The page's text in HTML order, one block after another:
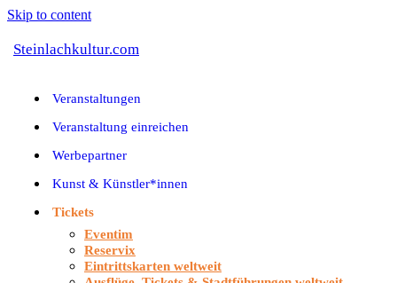
Skip to content
Steinlachkultur.com
Veranstaltungen
Veranstaltung einreichen
Werbepartner
Kunst & Künstler*innen
Tickets
Eventim
Reservix
Eintrittskarten weltweit